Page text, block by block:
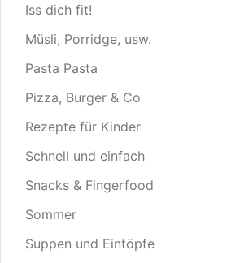
Iss dich fit!
Müsli, Porridge, usw.
Pasta Pasta
Pizza, Burger & Co
Rezepte für Kinder
Schnell und einfach
Snacks & Fingerfood
Sommer
Suppen und Eintöpfe